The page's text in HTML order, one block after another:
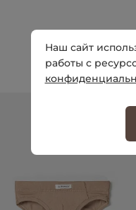
Наш сайт
работы с